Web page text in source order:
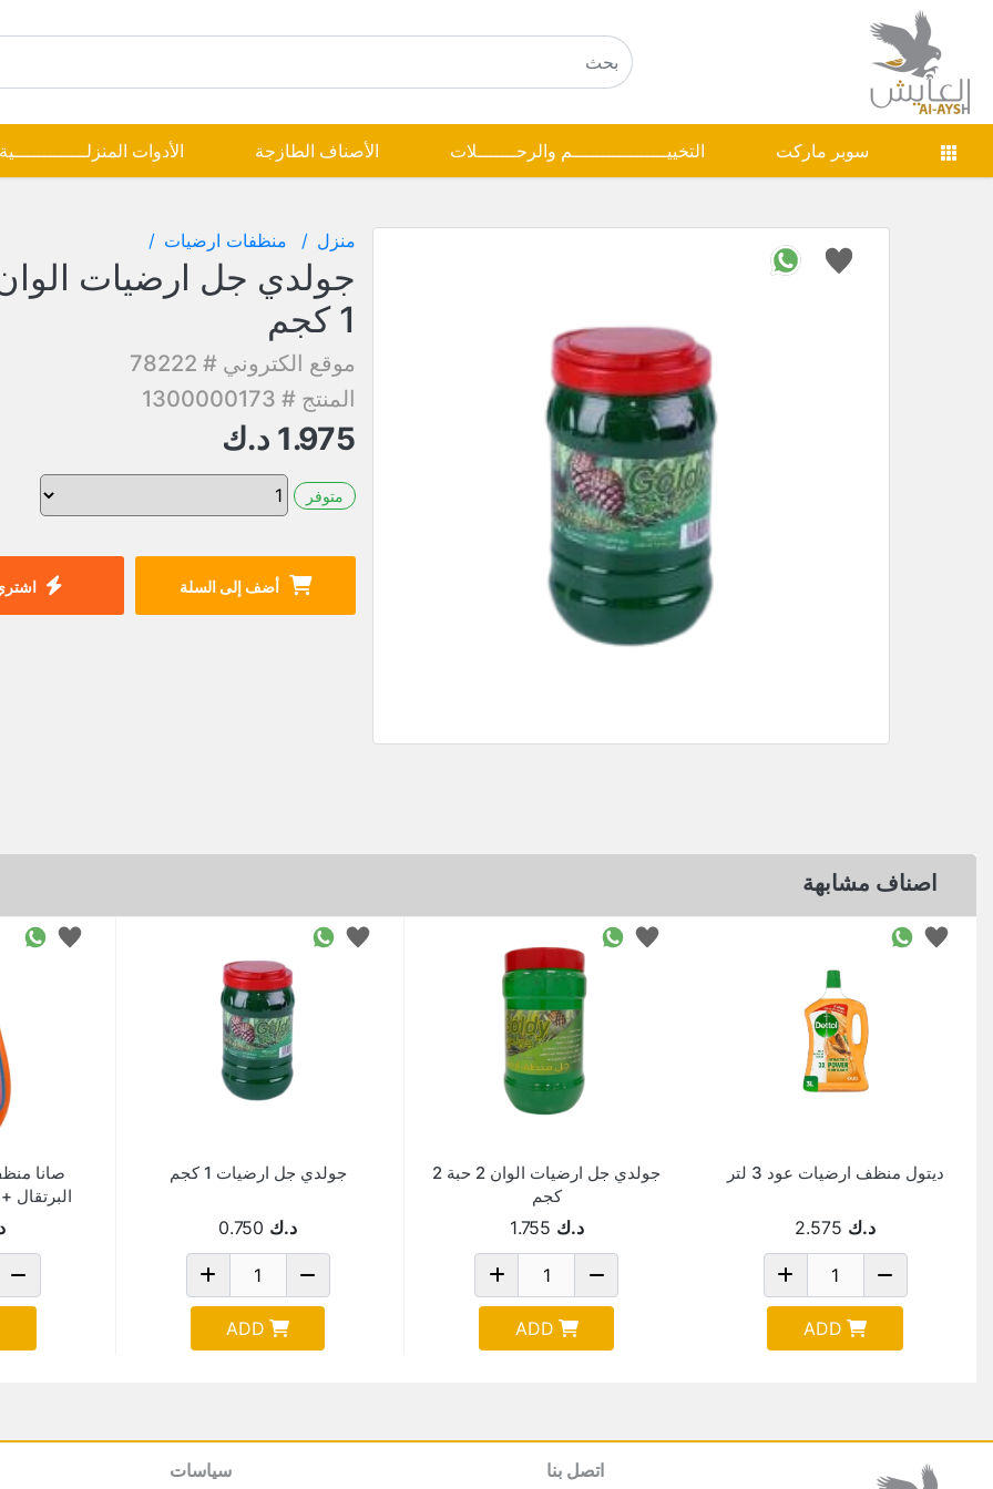
سوبر ماركت التخييـــــــــــــــــم والرحـــــــلات الأصناف الطازجة الأدوات المنزلـــــــــــــية
منزل منظفات ارضيات
1 كجم
موقع الكتروني # 78222
المنتج # 1300000173
1.975 د.ك
متوفر
أضف إلى السلة
اصناف مشابهة
ديتول منظف ارضيات عود 3 لتر
د.ك 2.575
ADD
جولدي جل ارضيات الوان 2 حبة 2
كجم
د.ك 1.755
ADD
جولدي جل ارضيات 1 كجم
د.ك 0.750
ADD
صانا
اتصل بنا سياسات